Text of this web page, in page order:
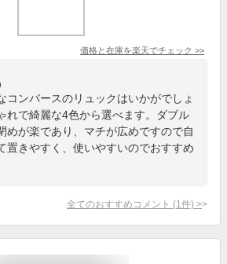
価格と在庫を楽天でチェック >>
コンバースのリュックはいかがでしょ
れで綺麗な4色から選べます。ダブル
めが楽であり、マチが広めですので自
置きやすく、使いやすいのでおすすめ
全てのおすすめコメント (1 件) >